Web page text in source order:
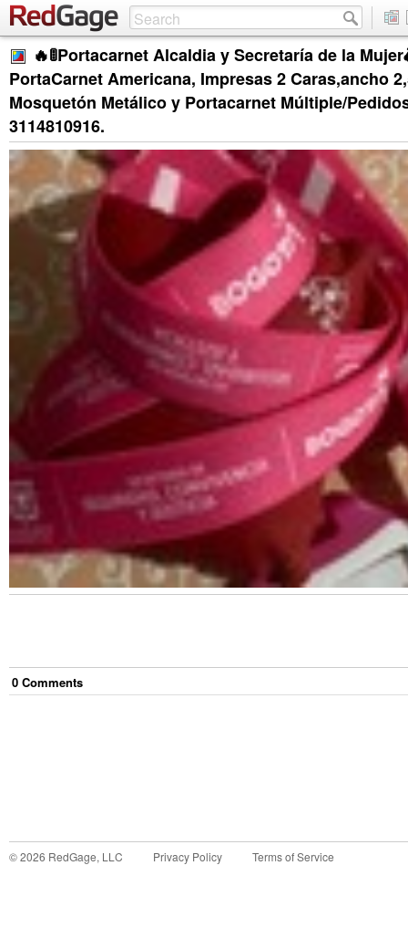
🔥🚦Portacarnet Alcaldia y Secretaría de la
PortaCarnet Americana, Impresas 2 Caras,ancho
Mosquetón Metálico y Portacarnet Múltiple/
3114810916.
0 Comments
©2026 RedGage, LLC Privacy Policy Terms of Service